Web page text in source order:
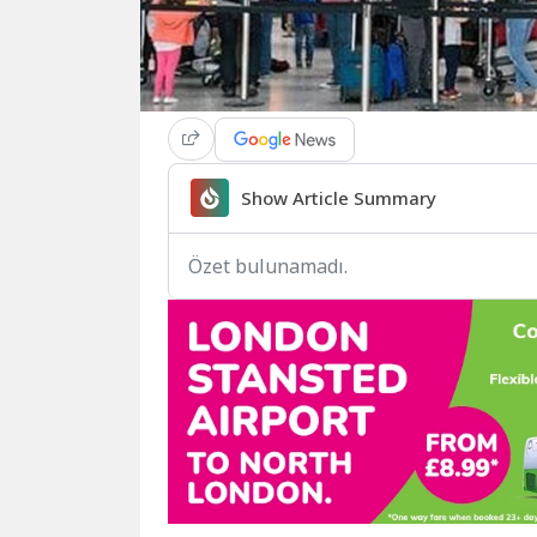
Show Article Summary
Özet bulunamadı.